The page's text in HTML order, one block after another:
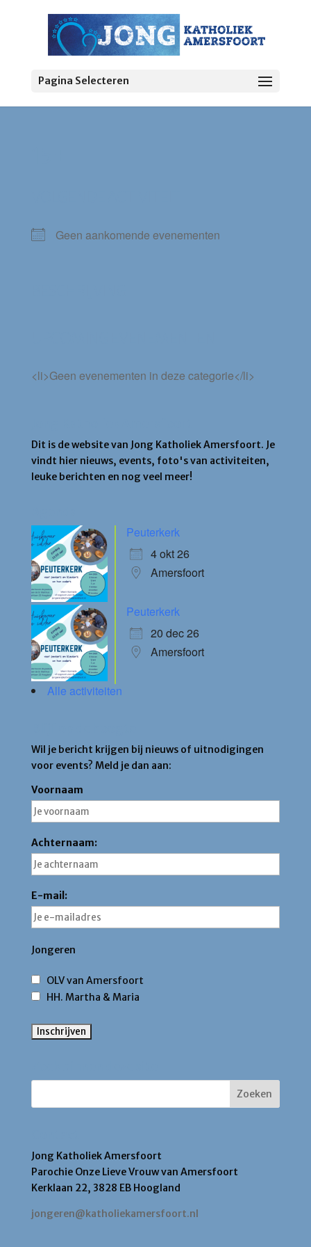
Pagina Selecteren
Geen aankomende evenementen
<li>Geen evenementen in deze categorie</li>
Dit is de website van Jong Katholiek Amersfoort. Je
vindt hier nieuws, events, foto's van activiteiten,
leuke berichten en nog veel meer!
Peuterkerk
4 okt 26
Amersfoort
Peuterkerk
20 dec 26
Amersfoort
Alle activiteiten
Wil je bericht krijgen bij nieuws of uitnodigingen
voor events? Meld je dan aan:
Voornaam
Achternaam:
E-mail:
Jongeren
OLV van Amersfoort
HH. Martha & Maria
Jong Katholiek Amersfoort
Parochie Onze Lieve Vrouw van Amersfoort
Kerklaan 22, 3828 EB Hoogland
jongeren@katholiekamersfoort.nl